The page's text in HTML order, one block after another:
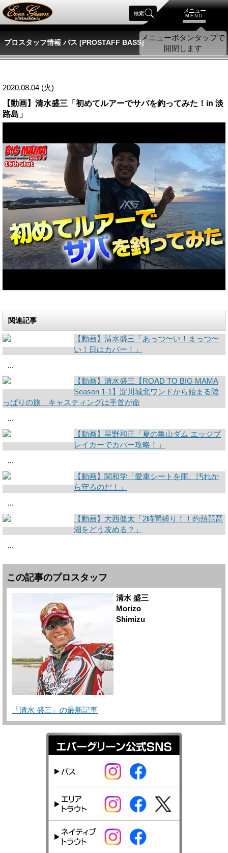
メニュー
MENU
検索
プロスタッフ情報 バス [PROSTAFF BASS]
2020.08.04 (火)
【動画】清水盛三「初めてルアーでサバを釣ってみた！in 淡
路島」
関連記事
【動画】清水盛三「あっつ〜い！まっつ〜
い！日はカバー！」
...
【動画】清水盛三【ROAD TO BIG MAMA
Season 1-1】淀川城北ワンドから始まる陸
っぱりの旅 キャスティングは手首が命
...
【動画】星野和正「夏の亀山ダム エッジブ
レイカーでカバー攻略！」
...
【動画】関和学「愛車シートを雨、汚れか
ら守るのだ！」
...
【動画】大西健太「2時間縛り！！灼熱琵琶
湖をどう攻める？」
...
この記事のプロスタッフ
清水 盛三
Morizo
Shimizu
「清水 盛三」の最新記事